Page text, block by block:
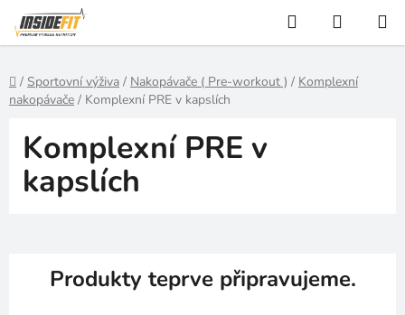
Přejít
na
obsah
Hledat
KOŠÍK
Domů
/ Sportovní výživa / Nakopávače ( Pre-workout ) / Komplexní
nakopávače / Komplexní PRE v kapslích
Komplexní PRE v
kapslích
Produkty teprve připravujeme.